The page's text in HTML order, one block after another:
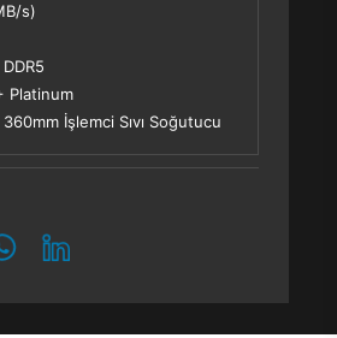
s)
Platinum
İşlemci Sıvı Soğutucu